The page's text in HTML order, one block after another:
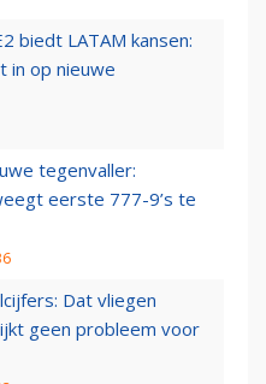
biedt LATAM kansen:
in op nieuwe
tegenvaller:
eerste 777-9’s te
Dat vliegen
geen probleem voor